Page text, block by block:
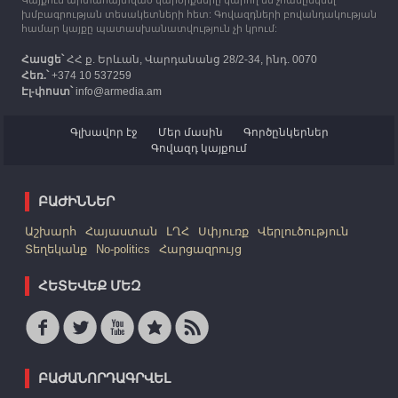
խմբագրության տեսակետների հետ: Գովազդների բովանդակության
համար կայքը պատասխանատվություն չի կրում:
Հասցե՝ՀՀ ք. Երևան, Վարդանանց 28/2-34, ինդ. 0070
Հեռ.՝+374 10 537259
Էլ-փոստ՝info@armedia.am
Գլխավոր էջ Մեր մասին
Գործընկերներ
Գովազդ կայքում
ԲԱԺԻՆՆԵՐ
Աշխարհ Հայաստան ԼՂՀ Սփյուռք
Վերլուծություն
Տեղեկանք
No-politics Հարցազրույց
ՀԵՏԵՎԵՔ ՄԵԶ
ԲԱԺԱՆՈՐԴԱԳՐՎԵԼ